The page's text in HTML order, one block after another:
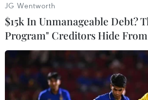
Bộ Công Thương triển khai nhiều chương
JG Wentworth
$15k In Unmanageable Debt?
Program" Creditors Hide From